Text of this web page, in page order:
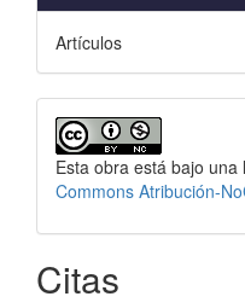
Artículos
Esta obra está bajo una
Commons Atribución-
Citas